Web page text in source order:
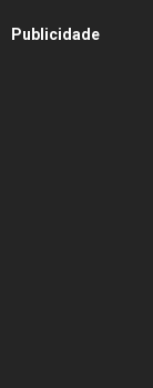
Publicidade